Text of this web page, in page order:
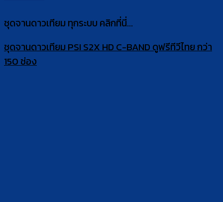
ชุดจานดาวเทียม ทุกระบบ คลิกที่นี่...
ชุดจานดาวเทียม PSI S2X HD C-BAND ดูฟรีทีวีไทย กว่า
150 ช่อง